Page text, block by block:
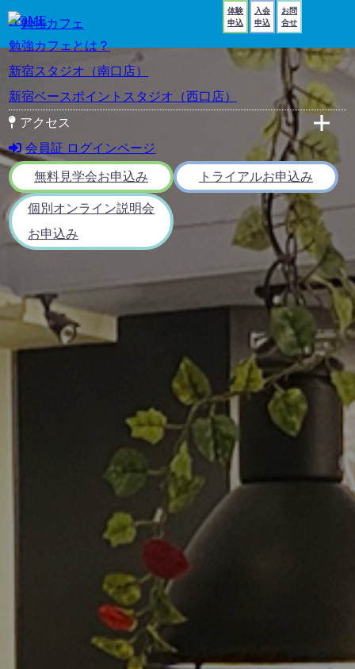
体験
申込
入会
申込
お問
合せ
HOME
勉強カフェとは？
新宿スタジオ
（南口店）
新宿ベースポイントスタジオ
（西口店）
アクセス
新宿スタジオ（南口店）
新宿BPスタジオ（西口店）
会員証 ログインページ
無料見学会お申込み トライアルお申込み
個別オンライン説明会
お申込み